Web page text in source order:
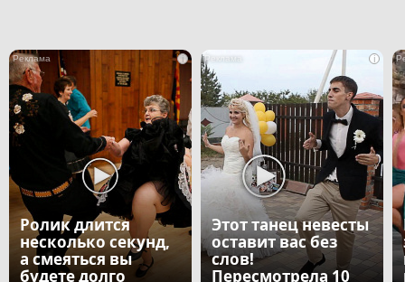
i
Ролик длится
несколько секунд,
а смеяться вы
будете долго
i
Этот танец невесты
оставит вас без
слов!
Пересмотрела 10